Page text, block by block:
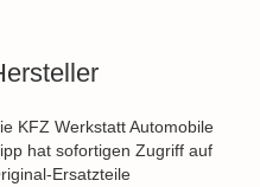
KFZ Werkstatt Automobile
hat sofortigen Zugriff auf
Ersatzteile